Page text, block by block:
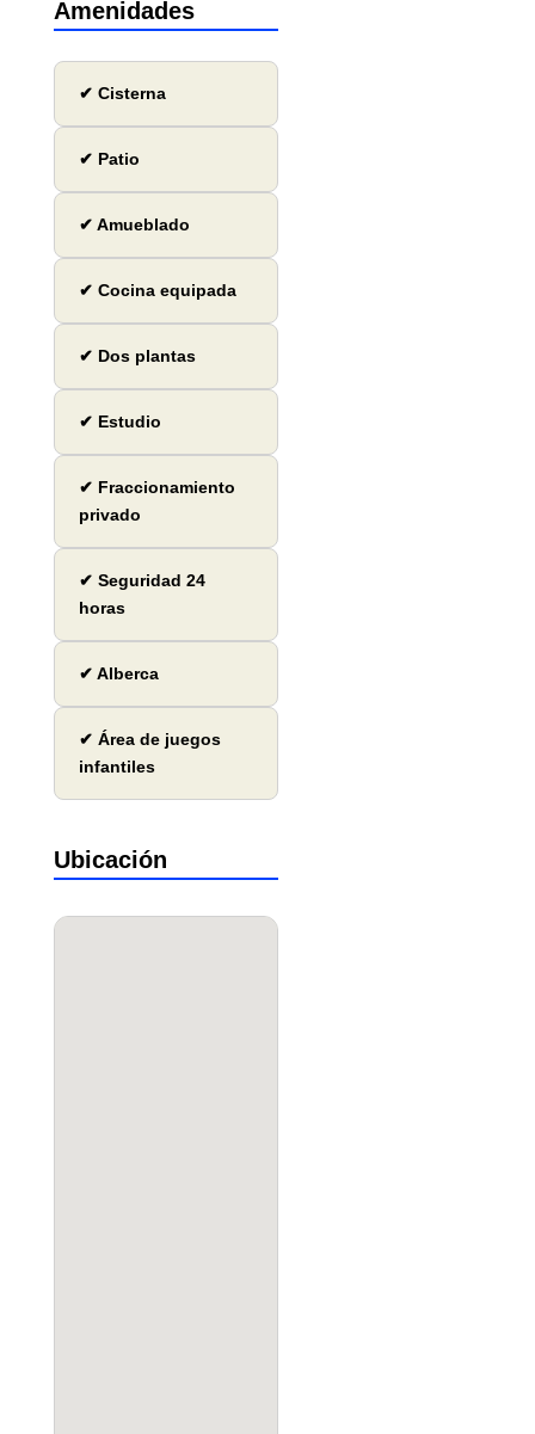
Amenidades
✔ Cisterna
✔ Patio
✔ Amueblado
✔ Cocina equipada
✔ Dos plantas
✔ Estudio
✔ Fraccionamiento
privado
✔ Seguridad 24
horas
✔ Alberca
✔ Área de juegos
infantiles
Ubicación